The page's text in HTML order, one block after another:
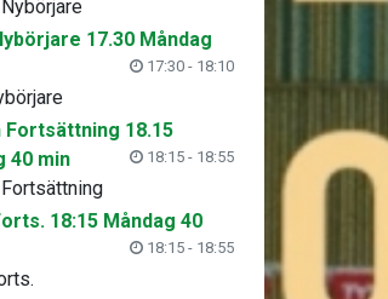
17.30 Måndag
17:30 - 18:10
Fortsättning 18.15
40 min
18:15 - 18:55
18:15 Måndag 40
18:15 - 18:55